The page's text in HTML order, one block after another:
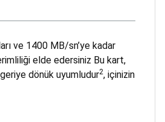
ve 1400 MB/sn’ye kadar
elde edersiniz Bu kart,
dönük uyumludur2, içinizin